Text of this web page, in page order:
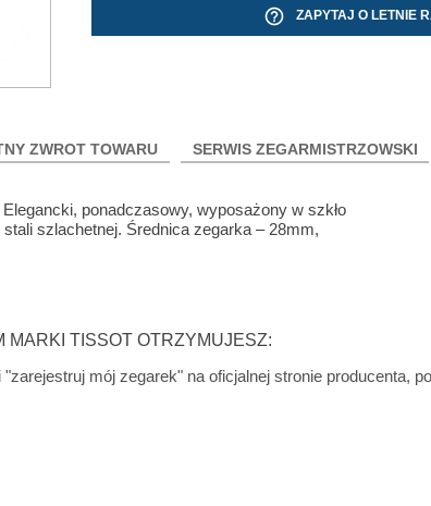
help_outline ZAPYTAJ O LETNIE
ZWROT TOWARU SERWIS ZEGARMISTRZOWSKI
ponadczasowy, wyposażony w szkło
szlachetnej. Średnica zegarka – 28mm,
MARKI TISSOT OTRZYMUJESZ:
mój zegarek" na oficjalnej stronie producenta,